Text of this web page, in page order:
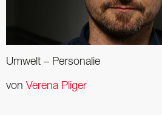
Umwelt – Personalie
von Verena Pliger